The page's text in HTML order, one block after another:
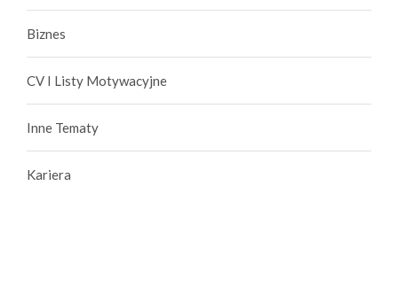
Biznes
CV I Listy Motywacyjne
Inne Tematy
Kariera